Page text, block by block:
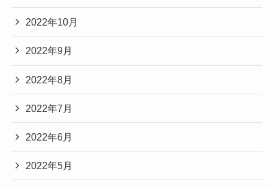
2022年10月
2022年9月
2022年8月
2022年7月
2022年6月
2022年5月